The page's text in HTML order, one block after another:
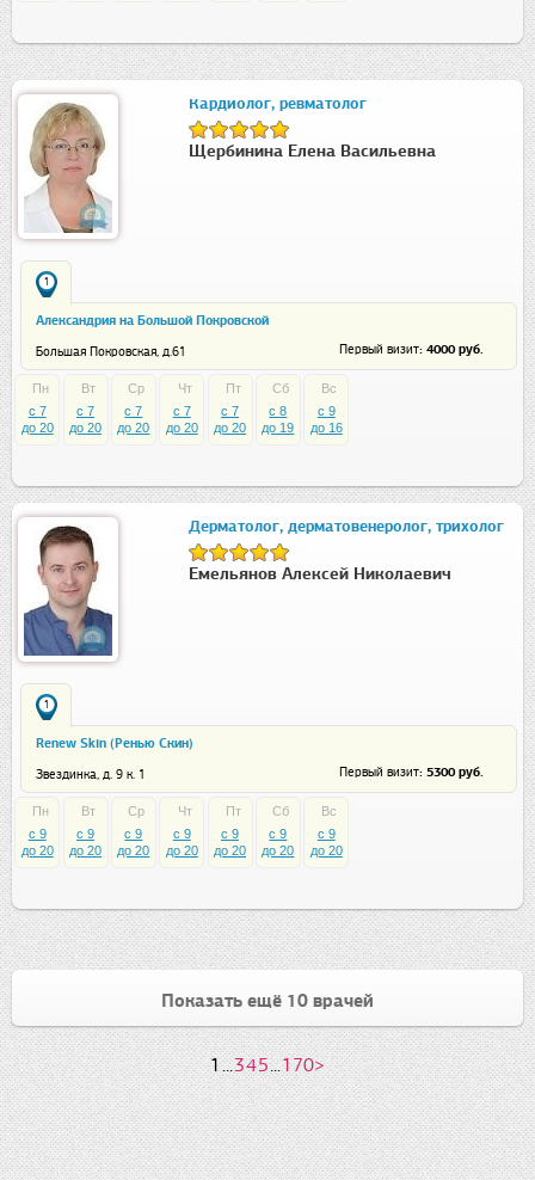
Кардиолог, ревматолог
Щербинина Елена Васильевна
1
Александрия на Большой Покровской
Большая Покровская, д.61 Первый визит: 4000 руб.
Пн
c 7
до 20
Вт
c 7
до 20
Ср
c 7
до 20
Чт
c 7
до 20
Пт
c 7
до 20
Сб
c 8
до 19
Вс
c 9
до 16
Дерматолог, дерматовенеролог, трихолог
Емельянов Алексей Николаевич
1
Renew Skin (Ренью Скин)
Звездинка, д. 9 к. 1 Первый визит: 5300 руб.
Пн
c 9
до 20
Вт
c 9
до 20
Ср
c 9
до 20
Чт
c 9
до 20
Пт
c 9
до 20
Сб
c 9
до 20
Вс
c 9
до 20
Показать ещё 10 врачей
1...345...170>